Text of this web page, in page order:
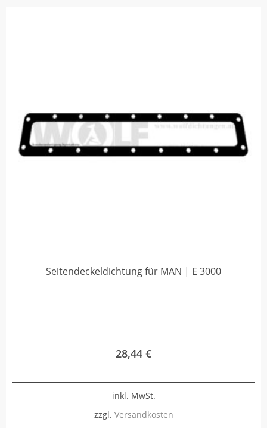
Seitendeckeldichtung für MAN | E 3000
28,44 €
inkl. MwSt.
zzgl. Versandkosten